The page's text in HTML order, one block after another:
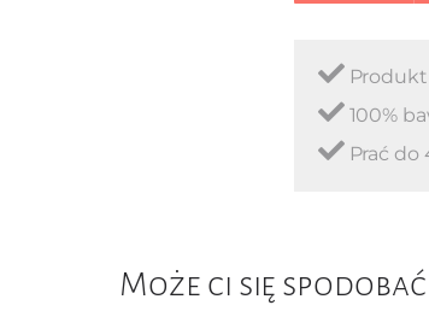
100%
Prać do
Może ci się spodobać